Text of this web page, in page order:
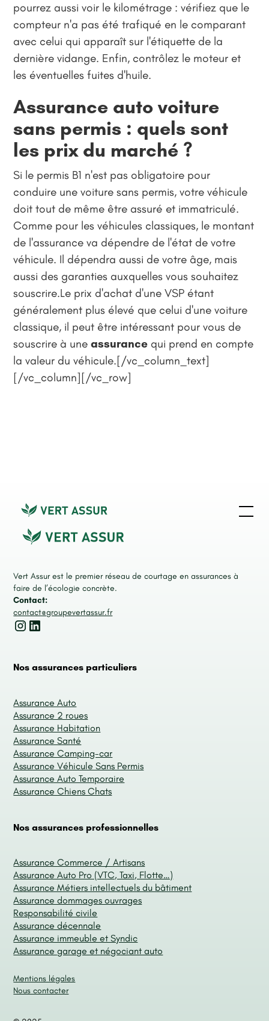
pourrez aussi voir le kilométrage : vérifiez que le
compteur n'a pas été trafiqué en le comparant
avec celui qui apparaît sur l'étiquette de la
dernière vidange. Enfin, contrôlez le moteur et
les éventuelles fuites d'huile.
Assurance auto voiture
sans permis : quels sont
les prix du marché ?
Si le permis B1 n'est pas obligatoire pour
conduire une voiture sans permis, votre véhicule
doit tout de même être assuré et immatriculé.
Comme pour les véhicules classiques, le montant
de l'assurance va dépendre de l'état de votre
véhicule. Il dépendra aussi de votre âge, mais
aussi des garanties auxquelles vous souhaitez
souscrire.Le prix d'achat d'une VSP étant
généralement plus élevé que celui d'une voiture
classique, il peut être intéressant pour vous de
souscrire à uneassurance qui prend en compte
la valeur du véhicule.[/vc_column_text]
[/vc_column][/vc_row]
Vert Assur est le premier réseau de courtage en assurances à
faire de l’écologie concrète.
Contact:
contact@groupevertassur.fr
Nos assurances particuliers
Assurance Auto
Assurance 2 roues
Assurance Habitation
Assurance Santé
Assurance Camping-car
Assurance Véhicule Sans Permis
Assurance Auto Temporaire
Assurance Chiens Chats
Nos assurances professionnelles
Assurance Commerce / Artisans
Assurance Auto Pro (VTC, Taxi, Flotte…)
Assurance Métiers intellectuels du bâtiment
Assurance dommages ouvrages
Responsabilité civile
Assurance décennale
Assurance immeuble et Syndic
Assurance garage et négociant auto
Mentions légales
Nous contacter